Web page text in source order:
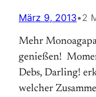
März 9, 2013•2
Mehr
genießen!
Debs, Darling!
welcher